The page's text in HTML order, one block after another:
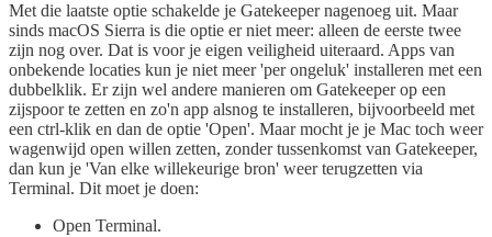
Met die laatste optie schakelde je Gatekeeper nagenoeg uit. Maar
sinds macOS Sierra is die optie er niet meer: alleen de eerste twee
zijn nog over. Dat is voor je eigen veiligheid uiteraard. Apps van
onbekende locaties kun je niet meer 'per ongeluk' installeren met een
dubbelklik. Er zijn wel andere manieren om Gatekeeper op een
zijspoor te zetten en zo'n app alsnog te installeren, bijvoorbeeld met
een ctrl-klik en dan de optie 'Open'. Maar mocht je je Mac toch weer
wagenwijd open willen zetten, zonder tussenkomst van Gatekeeper,
dan kun je 'Van elke willekeurige bron' weer terugzetten via
Terminal. Dit moet je doen:
Open Terminal.